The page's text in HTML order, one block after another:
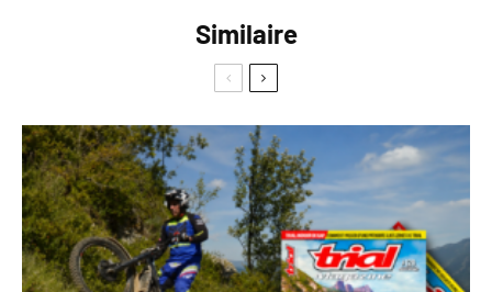
Similaire